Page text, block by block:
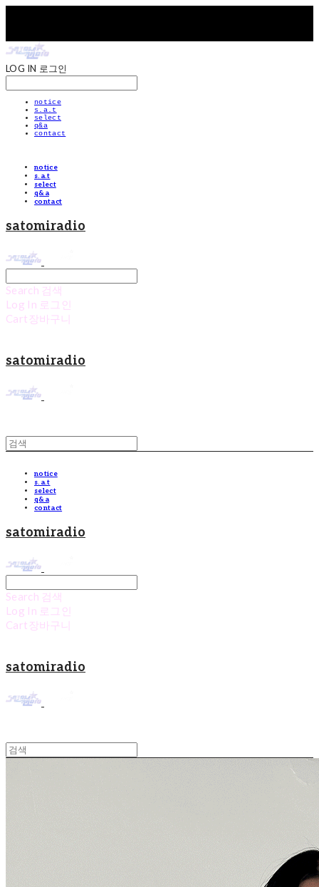
LOG IN 로그인
notice
s.a.t
select
q&a
contact
notice
s.a.t
select
q&a
contact
satomiradio
Search 검색
Log In 로그인
Cart 장바구니
satomiradio
notice
s.a.t
select
q&a
contact
satomiradio
Search 검색
Log In 로그인
Cart 장바구니
satomiradio